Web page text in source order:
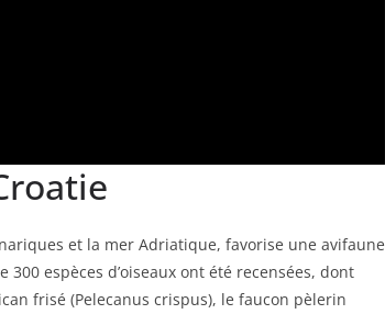
et la mer Adriatique, favorise une avifaune
espèces d’oiseaux ont été recensées, dont
frisé (Pelecanus crispus), le faucon pèlerin